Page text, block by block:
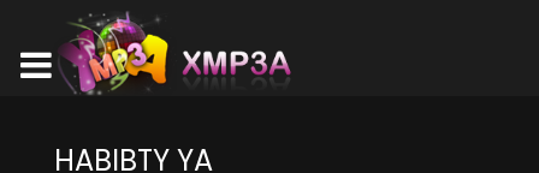
HABIBTY YA